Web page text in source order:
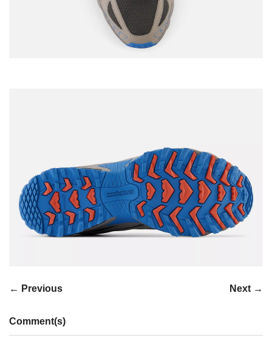
← Previous Next →
Comment(s)